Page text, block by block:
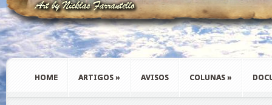
HOME ARTIGOS » AVISOS COLUNAS »